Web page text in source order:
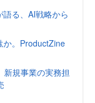
る、AI戦略から
か。ProductZine
規事業の実務担